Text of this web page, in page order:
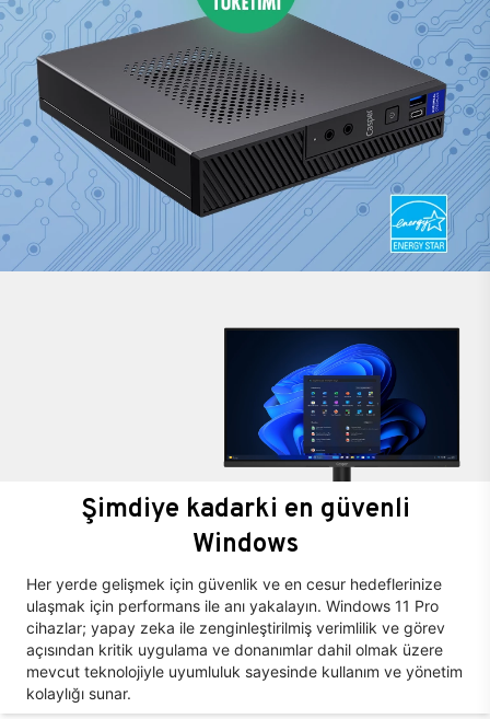
Şimdiye kadarki en güvenli
Windows
Her yerde gelişmek için güvenlik ve en cesur hedeflerinize
ulaşmak için performans ile anı yakalayın. Windows 11 Pro
cihazlar; yapay zeka ile zenginleştirilmiş verimlilik ve görev
açısından kritik uygulama ve donanımlar dahil olmak üzere
mevcut teknolojiyle uyumluluk sayesinde kullanım ve yönetim
kolaylığı sunar.